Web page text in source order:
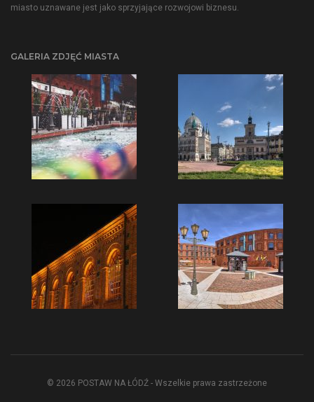
miasto uznawane jest jako sprzyjające rozwojowi biznesu.
GALERIA ZDJĘĆ MIASTA
© 2026 POSTAW NA ŁÓDŹ - Wszelkie prawa zastrzeżone